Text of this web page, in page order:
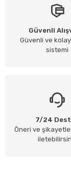
Güvenli
Güvenli ve
sistemi
7/24
Öneri ve